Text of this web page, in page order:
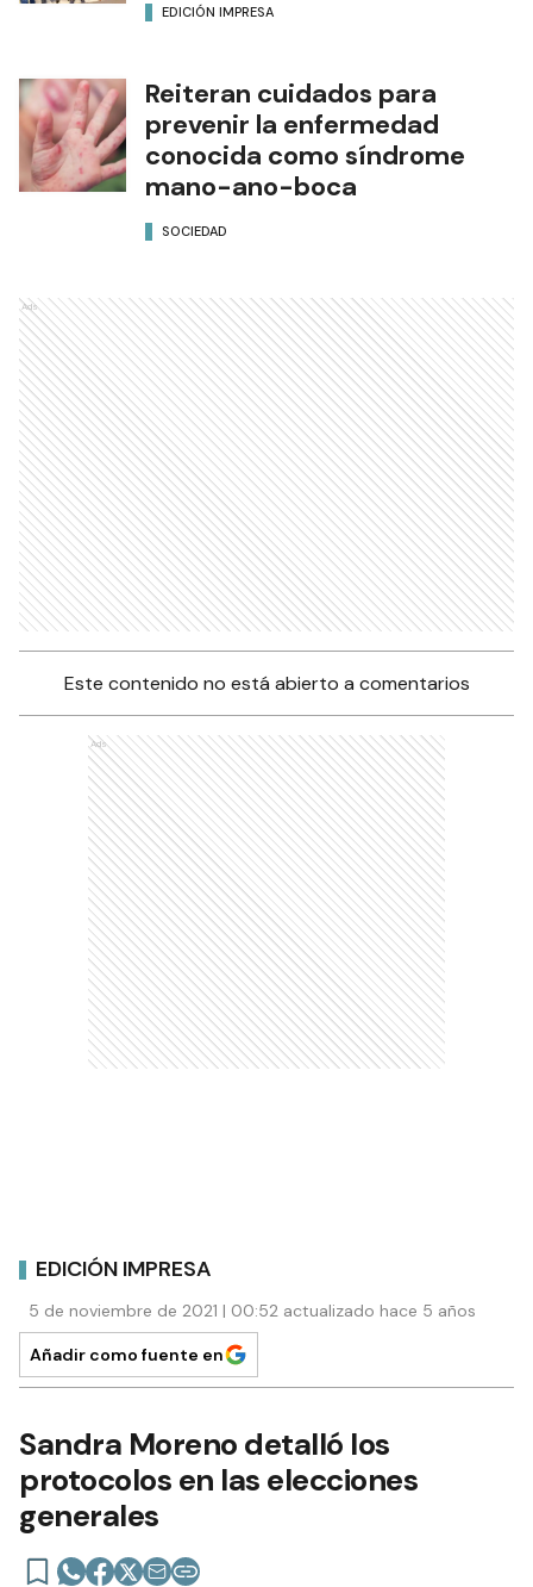
EDICIÓN IMPRESA
Reiteran cuidados para
prevenir la enfermedad
conocida como síndrome
mano-ano-boca
SOCIEDAD
Ads
Este contenido no está abierto a comentarios
Ads
EDICIÓN IMPRESA
5 de noviembre de 2021 | 00:52 actualizado hace 5 años
Añadir como fuente en
Sandra Moreno detalló los
protocolos en las elecciones
generales